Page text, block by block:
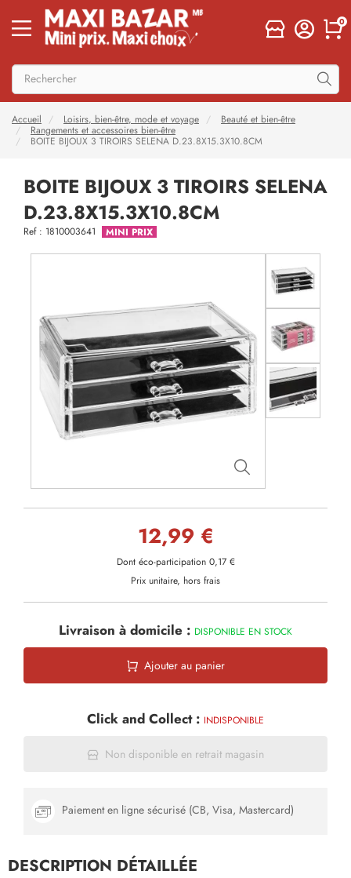
0
Accueil Loisirs, bien-être, mode et voyage
Beauté et bien-être
Rangements et accessoires bien-être
BOITE BIJOUX 3 TIROIRS SELENA D.23.8X15.3X10.8CM
BOITE BIJOUX 3 TIROIRS SELENA
D.23.8X15.3X10.8CM
Ref : 1810003641 MINI PRIX
12,99 €
Dont éco-participation 0,17 €
Prix unitaire, hors frais
Livraison à domicile : DISPONIBLE EN STOCK
Ajouter au panier
Click and Collect : INDISPONIBLE
Non disponible en retrait magasin
Paiement en ligne sécurisé (CB, Visa, Mastercard)
DESCRIPTION DÉTAILLÉE